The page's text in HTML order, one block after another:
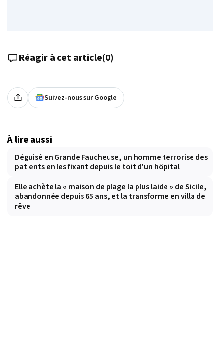
Réagir à cet article(0)
Suivez-nous sur Google
À lire aussi
Déguisé en Grande Faucheuse, un homme terrorise des
patients en les fixant depuis le toit d'un hôpital
Elle achète la « maison de plage la plus laide » de Sicile,
abandonnée depuis 65 ans, et la transforme en villa de
rêve